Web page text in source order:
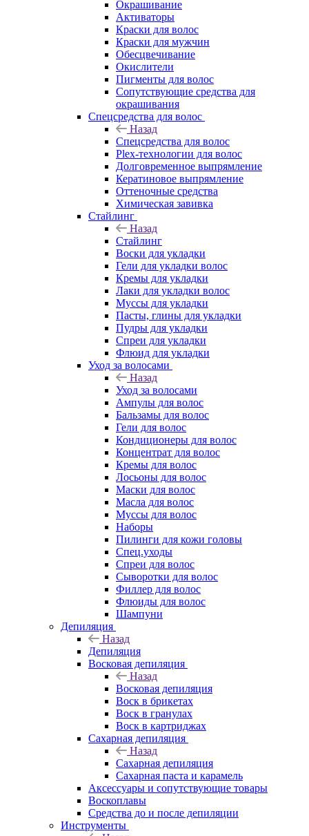
Окрашивание
Активаторы
Краски для волос
Краски для мужчин
Обесцвечивание
Окислители
Пигменты для волос
Сопутствующие средства для
окрашивания
Спецсредства для волос
Назад
Спецсредства для волос
Plex-технологии для волос
Долговременное выпрямление
Кератиновое выпрямление
Оттеночные средства
Химическая завивка
Стайлинг
Назад
Стайлинг
Воски для укладки
Гели для укладки волос
Кремы для укладки
Лаки для укладки волос
Муссы для укладки
Пасты, глины для укладки
Пудры для укладки
Спреи для укладки
Флюид для укладки
Уход за волосами
Назад
Уход за волосами
Ампулы для волос
Бальзамы для волос
Гели для волос
Кондиционеры для волос
Концентрат для волос
Кремы для волос
Лосьоны для волос
Маски для волос
Масла для волос
Муссы для волос
Наборы
Пилинги для кожи головы
Спец.уходы
Спреи для волос
Сыворотки для волос
Филлер для волос
Флюиды для волос
Шампуни
Депиляция
Назад
Депиляция
Восковая депиляция
Назад
Восковая депиляция
Воск в брикетах
Воск в гранулах
Воск в картриджах
Сахарная депиляция
Назад
Сахарная депиляция
Сахарная паста и карамель
Аксессуары и сопутствующие товары
Воскоплавы
Средства до и после депиляции
Инструменты